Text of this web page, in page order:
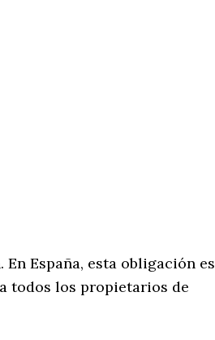
España, esta obligación es
todos los propietarios de